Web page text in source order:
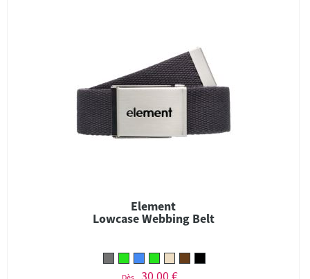
Element
Lowcase Webbing Belt